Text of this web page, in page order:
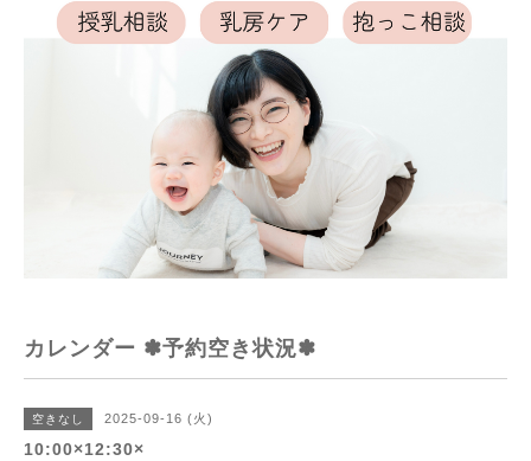
カレンダー ✽予約空き状況✽
空きなし 2025-09-16 (火)
10:00×12:30×